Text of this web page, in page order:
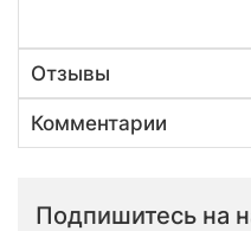
Отзывы
Комментарии
Подпишитесь на